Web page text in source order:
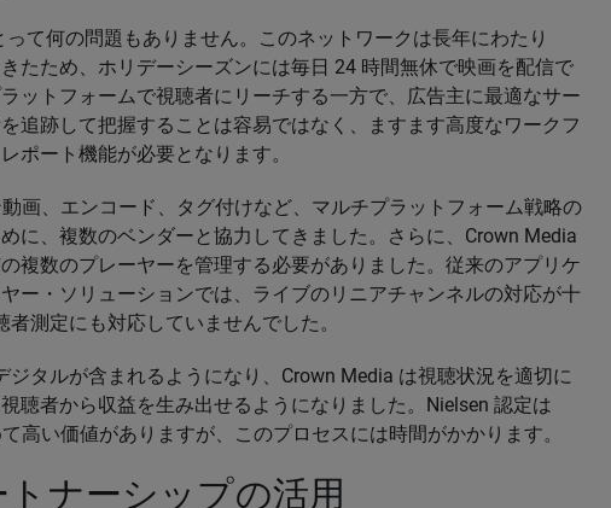
て何の問題もありません。このネットワークは長年にわたり
たため、ホリデーシーズンには毎日 24 時間無休で映画を配信で
ットフォームで視聴者にリーチする一方で、広告主に最適なサー
追跡して把握することは容易ではなく、ますます高度なワークフ
ポート機能が必要となります。
画、エンコード、タグ付けなど、マルチプラットフォーム戦略の
に、複数のベンダーと協力してきました。さらに、Crown Media
複数のプレーヤーを管理する必要がありました。従来のアプリケ
ー・ソリューションでは、ライブのリニアチャンネルの対応が十
測定にも対応していませんでした。
ジタルが含まれるようになり、Crown Media は視聴状況を適切に
聴者から収益を生み出せるようになりました。Nielsen 認定は
高い価値がありますが、このプロセスには時間がかかります。
ナーシップの活用